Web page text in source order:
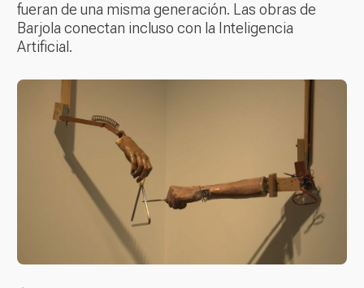
fueran de una misma generación. Las obras de
Barjola conectan incluso con la Inteligencia
Artificial.